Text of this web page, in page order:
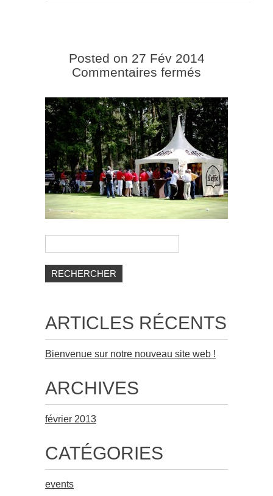
Posted on 27 Fév 2014
Commentaires fermés
–
organisation
ARTICLES RÉCENTS
Bienvenue sur notre nouveau site web !
ARCHIVES
février 2013
CATÉGORIES
events